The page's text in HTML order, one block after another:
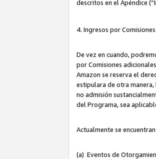
descritos en el Apéndice
4. Ingresos por
De vez en cuando,
por Comisiones
Amazon se reserva el
estipulara de otra
no admisión
del Programa, sea
Actualmente se
(a) Eventos de